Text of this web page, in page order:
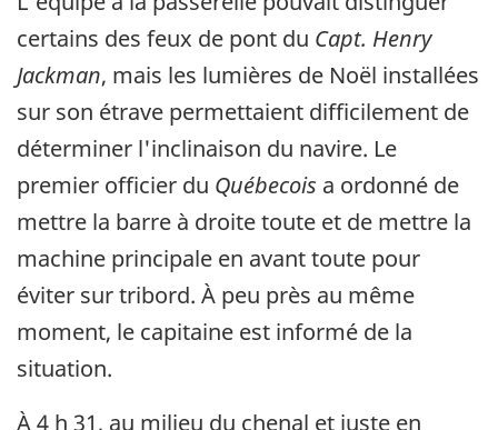
certains des feux de pont du Capt. Henry
Jackman, mais les lumières de Noël installées
sur son étrave permettaient difficilement de
déterminer l'inclinaison du navire. Le
premier officier du Québecois a ordonné de
mettre la barre à droite toute et de mettre la
machine principale en avant toute pour
éviter sur tribord. À peu près au même
moment, le capitaine est informé de la
situation.
À 4 h 31, au milieu du chenal et juste en